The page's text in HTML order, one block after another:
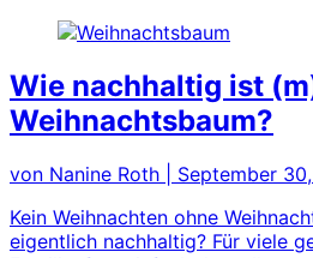
Wie nachhaltig ist
Weihnachtsbaum?
von Nanine Roth
September
Kein Weihnachten ohne
eigentlich nachhaltig? Für viele